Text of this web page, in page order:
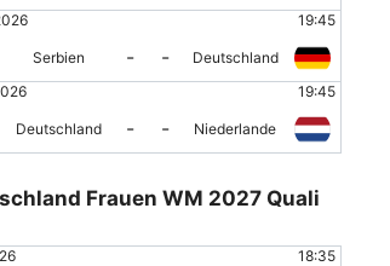
19:45
Serbien - -
Deutschland
19:45
Deutschland - - Niederlande
Frauen WM 2027 Quali
18:35